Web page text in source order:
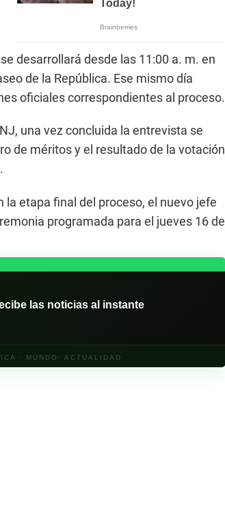
desarrollará desde las 11:00 a. m. en
de la República. Ese mismo día
oficiales correspondientes al proceso.
una vez concluida la entrevista se
de méritos y el resultado de la votación
etapa final del proceso, el nuevo jefe
programada para el jueves 16 de
las noticias al instante
· MUNDO· ACTUALIDAD